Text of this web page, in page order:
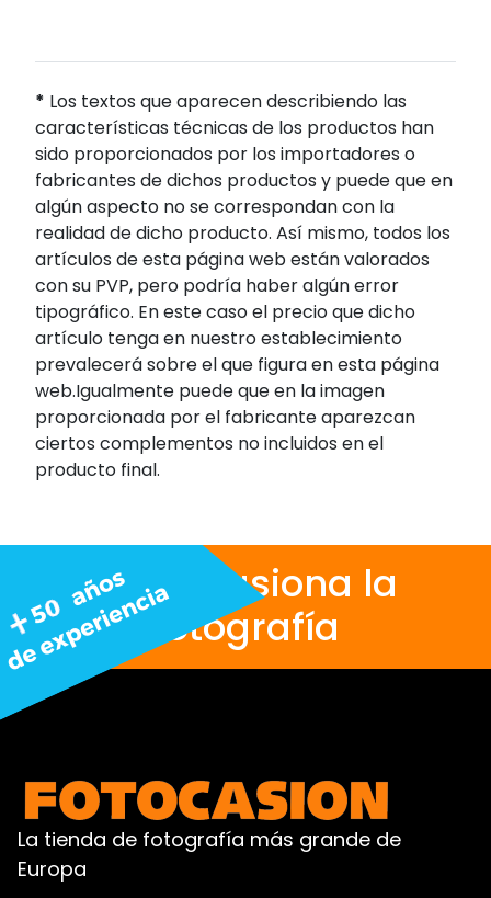
* Los textos que aparecen describiendo las
características técnicas de los productos han
sido proporcionados por los importadores o
fabricantes de dichos productos y puede que en
algún aspecto no se correspondan con la
realidad de dicho producto. Así mismo, todos los
artículos de esta página web están valorados
con su PVP, pero podría haber algún error
tipográfico. En este caso el precio que dicho
artículo tenga en nuestro establecimiento
prevalecerá sobre el que figura en esta página
web.Igualmente puede que en la imagen
proporcionada por el fabricante aparezcan
ciertos complementos no incluidos en el
producto final.
Nos apasiona la
fotografía
La tienda de fotografía más grande de
Europa